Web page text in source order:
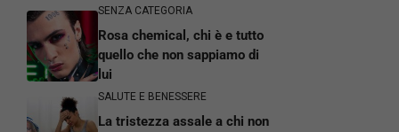
SENZA CATEGORIA
Rosa chemical, chi è e tutto
quello che non sappiamo di
lui
SALUTE E BENESSERE
La tristezza assale a chi non